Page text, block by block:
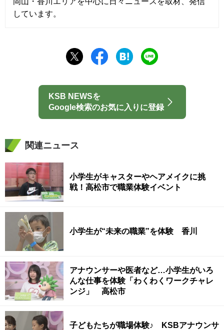
しています。
KSB NEWSを
Google検索のお気に入りに登録
関連ニュース
小学生がキャスターやヘアメイクに挑
戦！高松市で職業体験イベント
小学生が“未来の職業”を体験 香川
アナウンサーや医者など…小学生がいろ
んな仕事を体験「わくわくワークチャレ
ンジ」 高松市
子どもたちが職場体験♪ KSBアナウンサ